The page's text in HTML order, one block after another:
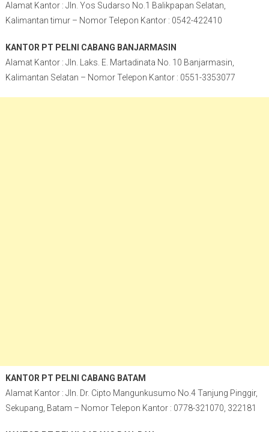
Alamat Kantor : Jln. Yos Sudarso No.1 Balikpapan Selatan,
Kalimantan timur – Nomor Telepon Kantor : 0542-422410
KANTOR PT PELNI CABANG BANJARMASIN
Alamat Kantor : Jln. Laks. E. Martadinata No. 10 Banjarmasin,
Kalimantan Selatan – Nomor Telepon Kantor : 0551-3353077
KANTOR PT PELNI CABANG BATAM
Alamat Kantor : Jln. Dr. Cipto Mangunkusumo No.4 Tanjung Pinggir,
Sekupang, Batam – Nomor Telepon Kantor : 0778-321070, 322181